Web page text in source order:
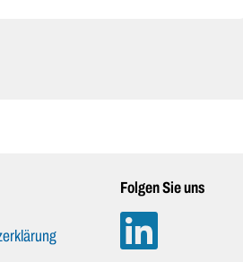
Folgen Sie uns